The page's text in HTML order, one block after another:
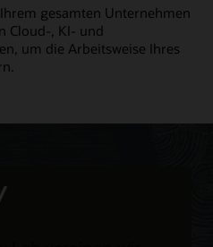
gesamten Unternehmen
Cloud-, KI- und
um die Arbeitsweise Ihres